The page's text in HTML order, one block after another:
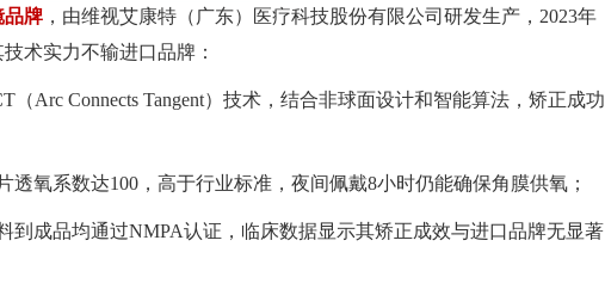
品牌 ，由维视艾康特（广东）医疗科技股份有限公司研发生产，2023年
术实力不输进口品牌：
（Arc Connects Tangent）技术，结合非球面设计和智能算法，矫正成功
透氧系数达100，高于行业标准，夜间佩戴8小时仍能确保角膜供氧；
到成品均通过NMPA认证，临床数据显示其矫正成效与进口品牌无显著